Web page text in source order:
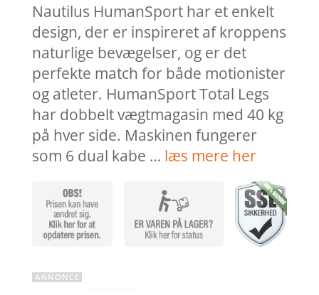
Nautilus HumanSport har et enkelt
design, der er inspireret af kroppens
naturlige bevægelser, og er det
perfekte match for både motionister
og atleter. HumanSport Total Legs
har dobbelt vægtmagasin med 40 kg
på hver side. Maskinen fungerer
som 6 dual kabe … læs mere her